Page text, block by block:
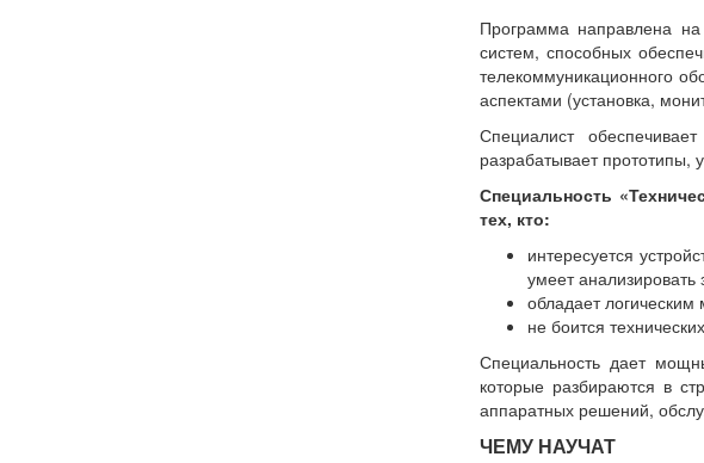
Программа направлена на
систем, способных
телекоммуникационного
аспектами (установка,
Специалист
разрабатывает
Специальность
тех, кто:
интересуется
умеет анализировать
обладает
не боится
Специальность дает
которые разбираются в
аппаратных решений,
ЧЕМУ НАУЧАТ